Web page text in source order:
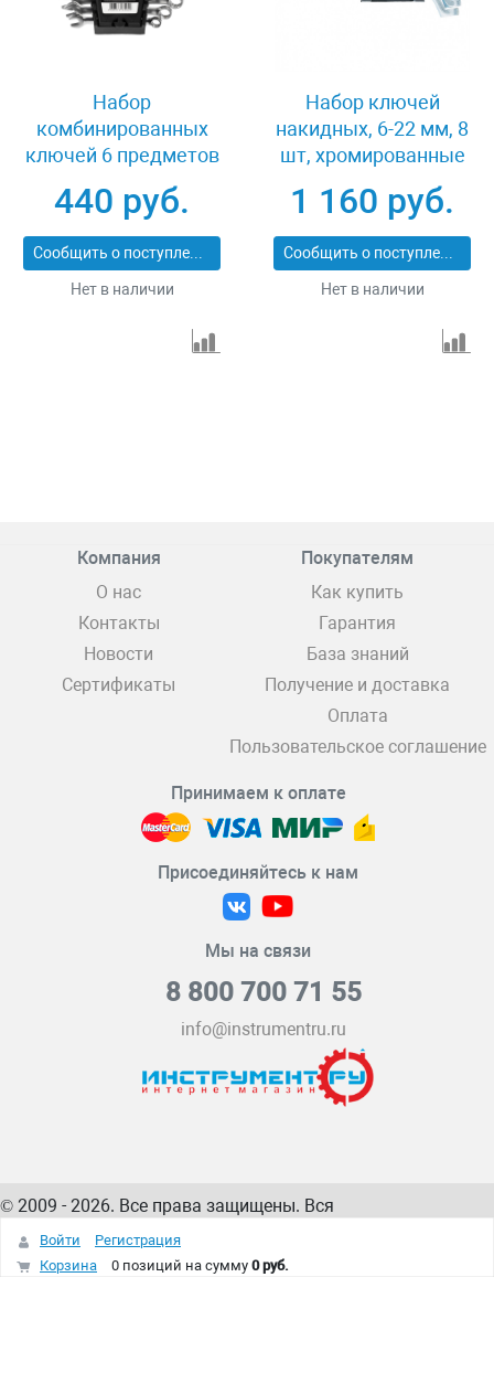
Набор
комбинированных
ключей 6 предметов
8-17 мм Зубр ПРОФИ
27028-H6
440 руб.
Сообщить о поступлении
Нет в наличии
Набор ключей
накидных, 6-22 мм, 8
шт, хромированные
1 160 руб.
Сообщить о поступлении
Нет в наличии
Компания
О нас
Контакты
Новости
Сертификаты
Покупателям
Как купить
Гарантия
База знаний
Получение и доставка
Оплата
Пользовательское соглашение
Принимаем к оплате
Присоединяйтесь к нам
Мы на связи
8 800 700 71 55
info@instrumentru.ru
© 2009 - 2026. Все права защищены. Вся
информация на сайте – собственность
интернет-магазина
Войти
Регистрация
Корзина
0 позиций на сумму 0 руб.